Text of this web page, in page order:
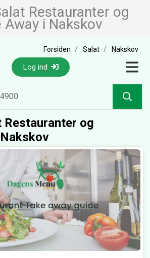
Restauranter og
Away i Nakskov
Forsiden Salat Nakskov
Log ind
Restauranter og